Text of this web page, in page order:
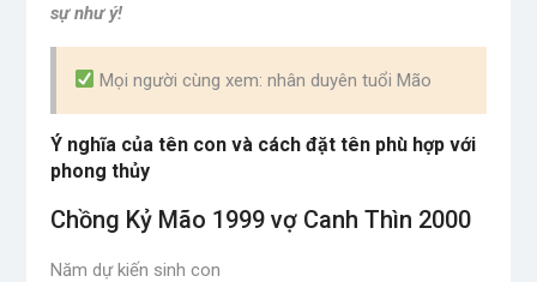
sự như ý!
Mọi người cùng xem: nhân duyên tuổi Mão
Ý nghĩa của tên con và cách đặt tên phù hợp với
phong thủy
Chồng Kỷ Mão 1999 vợ Canh Thìn 2000
Năm dự kiến ​​sinh con